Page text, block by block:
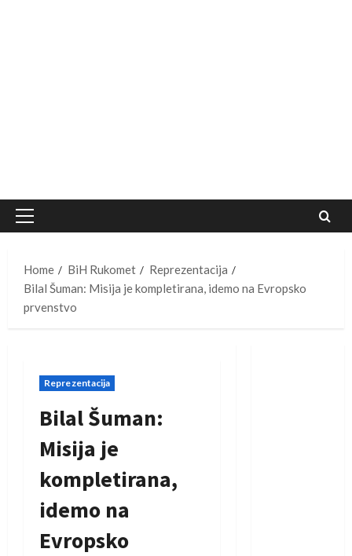
Primary
Home
BiH Rukomet
Reprezentacija
Bilal Šuman: Misija je kompletirana, idemo na Evropsko
prvenstvo
Reprezentacija
Bilal Šuman:
Misija je
kompletirana,
idemo na
Evropsko